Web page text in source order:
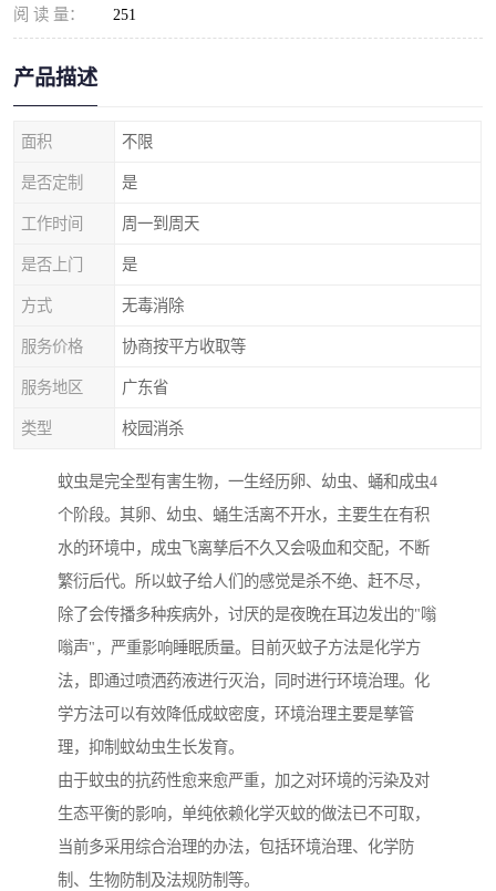
阅 读 量： 251
产品描述
面积 不限
是否定制 是
工作时间 周一到周天
是否上门 是
方式 无毒消除
服务价格 协商按平方收取等
服务地区 广东省
类型 校园消杀
蚊虫是完全型有害生物，一生经历卵、幼虫、蛹和成虫4
个阶段。其卵、幼虫、蛹生活离不开水，主要生在有积
水的环境中，成虫飞离孳后不久又会吸血和交配，不断
繁衍后代。所以蚊子给人们的感觉是杀不绝、赶不尽，
除了会传播多种疾病外，讨厌的是夜晚在耳边发出的"嗡
嗡声"，严重影响睡眠质量。目前灭蚊子方法是化学方
法，即通过喷洒药液进行灭治，同时进行环境治理。化
学方法可以有效降低成蚊密度，环境治理主要是孳管
理，抑制蚊幼虫生长发育。
由于蚊虫的抗药性愈来愈严重，加之对环境的污染及对
生态平衡的影响，单纯依赖化学灭蚊的做法已不可取，
当前多采用综合治理的办法，包括环境治理、化学防
制、生物防制及法规防制等。